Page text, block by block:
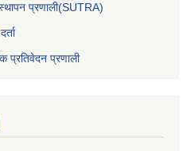
प्रणाली(SUTRA)
प्रतिवेदन प्रणाली